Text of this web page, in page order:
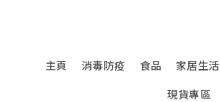
主頁 消毒防疫 食品 家居生活
現貨專區